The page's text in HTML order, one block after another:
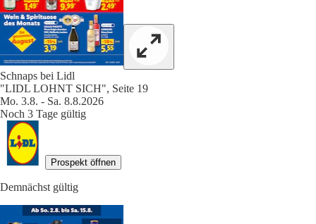
Schnaps bei Lidl
"LIDL LOHNT SICH", Seite 19
Mo. 3.8. - Sa. 8.8.2026
Noch 3 Tage gültig
Prospekt öffnen
Demnächst gültig